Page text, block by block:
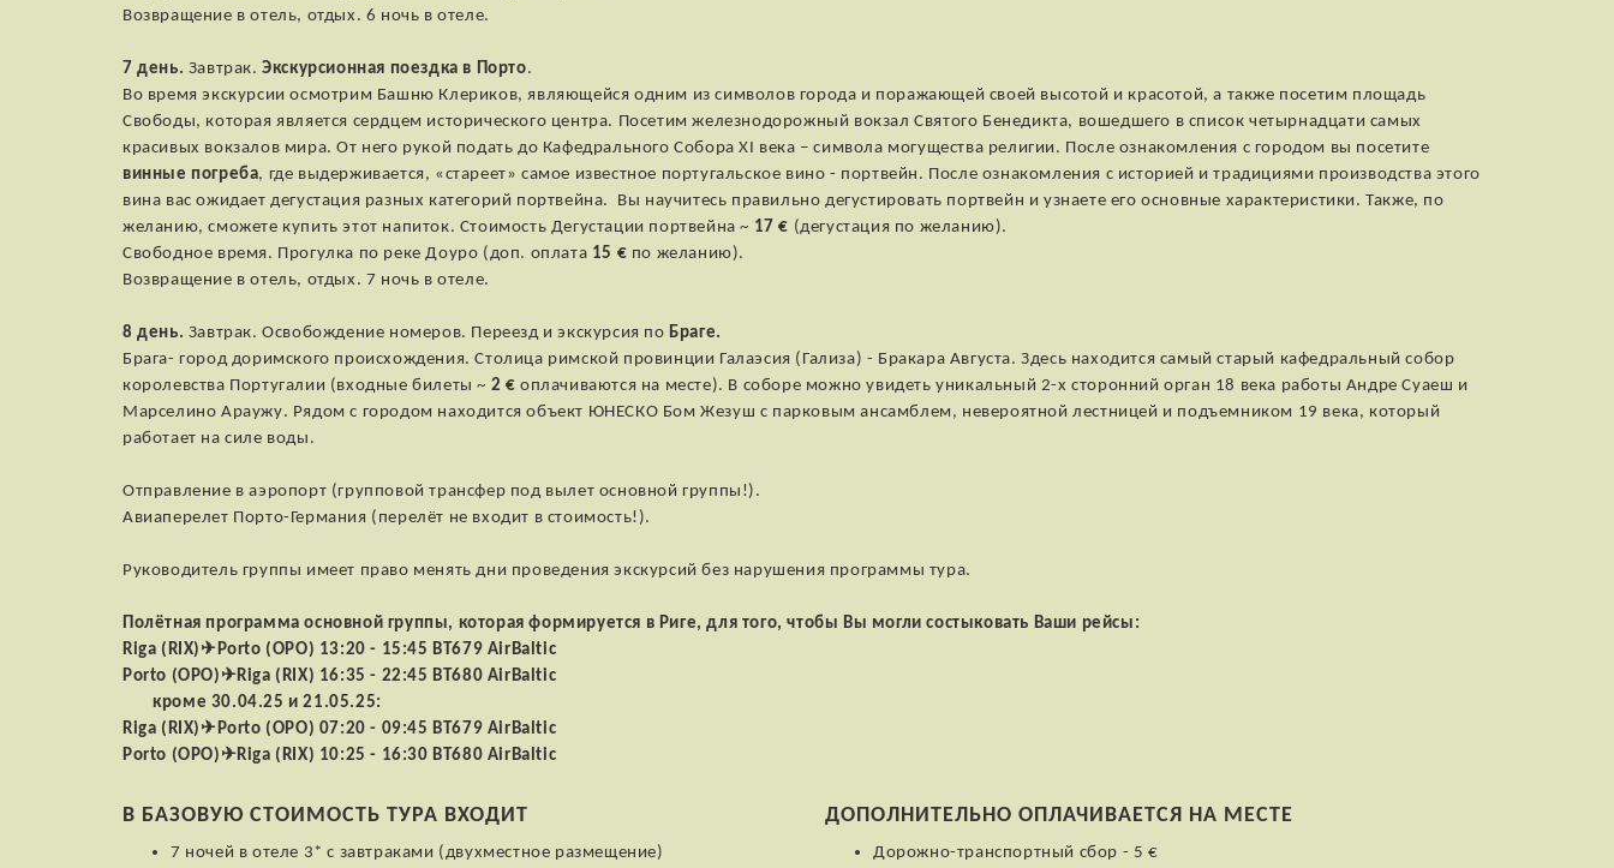
Возвращение в отель, отдых. 6 ночь в отеле.
7 день. Завтрак.Экскурсионная поездка в Порто.
Во время экскурсии осмотрим Башню Клериков, являющейся одним из символов города и поражающей своей высотой и красотой, а также посетим площадь
Свободы, которая является сердцем исторического центра. Посетим железнодорожный вокзал Святого Бенедикта, вошедшего в список четырнадцати самых
красивых вокзалов мира. От него рукой подать до Кафедрального Собора XI века – символа могущества религии. После ознакомления с городом вы посетите
винные погреба, где выдерживается, «стареет» самое известное португальское вино - портвейн. После ознакомления с историей и традициями производства этого
вина вас ожидает дегустация разных категорий портвейна. Вы научитесь правильно дегустировать портвейн и узнаете его основные характеристики. Также, по
желанию, сможете купить этот напиток. Стоимость Дегустации портвейна ~ 17 € (дегустация по желанию).
Свободное время. Прогулка по реке Доуро (доп. оплата 15 € по желанию).
Возвращение в отель, отдых. 7 ночь в отеле.
8 день. Завтрак. Освобождение номеров. Переезд и экскурсия по Браге.
Брага- город доримского происхождения. Столица римской провинции Галаэсия (Гализа) - Бракара Августа. Здесь находится самый старый кафедральный собор
королевства Португалии (входные билеты ~ 2 € оплачиваются на месте). В соборе можно увидеть уникальный 2-х сторонний орган 18 века работы Андре Суаеш и
Марселино Араужу. Рядом с городом находится объект ЮНЕСКО Бом Жезуш с парковым ансамблем, невероятной лестницей и подъемником 19 века, который
работает на силе воды.
Отправление в аэропорт (групповой трансфер под вылет основной группы!).
Авиаперелет Порто-Германия (перелёт не входит в стоимость!).
Руководитель группы имеет право менять дни проведения экскурсий без нарушения программы тура.
Полётная программа основной группы, которая формируется в Риге, для того, чтобы Вы могли состыковать Ваши рейсы:
Riga (RIX)✈Porto (OPO) 13:20 - 15:45 BT679 AirBaltic
Porto (OPO)✈Riga (RIX) 16:35 - 22:45 BT680 AirBaltic
кроме 30.04.25 и 21.05.25:
Riga (RIX)✈Porto (OPO) 07:20 - 09:45 BT679 AirBaltic
Porto (OPO)✈Riga (RIX) 10:25 - 16:30 BT680 AirBaltic
В БАЗОВУЮ СТОИМОСТЬ ТУРА ВХОДИТ
7 ночей в отеле 3* с завтраками (двухместное размещение)
ДОПОЛНИТЕЛЬНО ОПЛАЧИВАЕТСЯ НА МЕСТЕ
Дорожно-транспортный сбор - 5 €